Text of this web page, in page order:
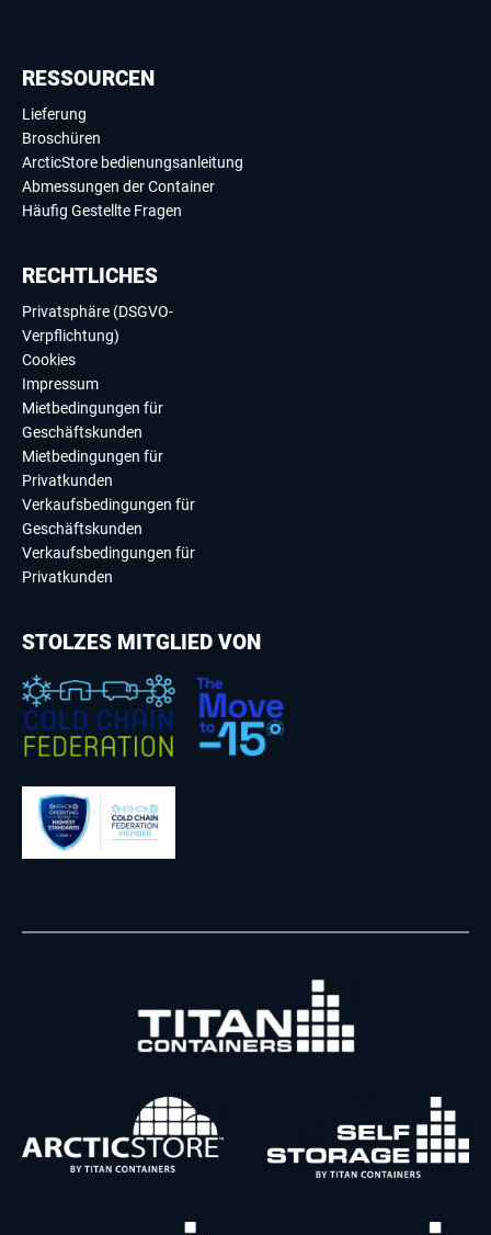
RESSOURCEN
Lieferung
Broschüren
ArcticStore bedienungsanleitung
Abmessungen der Container
Häufig Gestellte Fragen
RECHTLICHES
Privatsphäre (DSGVO-
Verpflichtung)
Cookies
Impressum
Mietbedingungen für
Geschäftskunden
Mietbedingungen für
Privatkunden
Verkaufsbedingungen für
Geschäftskunden
Verkaufsbedingungen für
Privatkunden
STOLZES MITGLIED VON